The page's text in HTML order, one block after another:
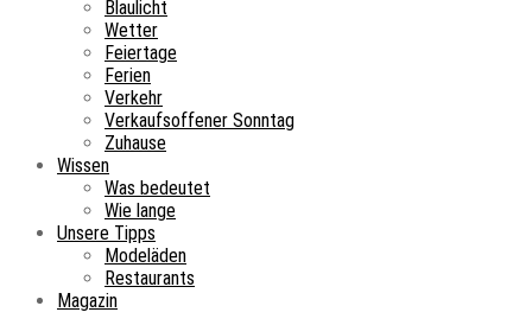
Blaulicht
Wetter
Feiertage
Ferien
Verkehr
Verkaufsoffener Sonntag
Zuhause
Wissen
Was bedeutet
Wie lange
Unsere Tipps
Modeläden
Restaurants
Magazin